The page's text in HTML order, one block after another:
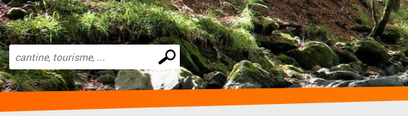
Effectuer
une
recherche